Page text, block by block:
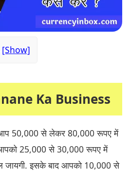
Ka Business
50,000 से लेकर 80,000 रूपए में
25,000 से 30,000 रूपए में
जायगी. इसके बाद आपको 10,000 से